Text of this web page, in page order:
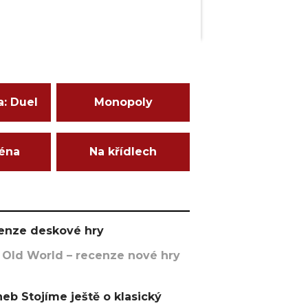
Duel Monopoly
Na křídlech
deskové hry
World – recenze nové hry
Stojíme ještě o klasický